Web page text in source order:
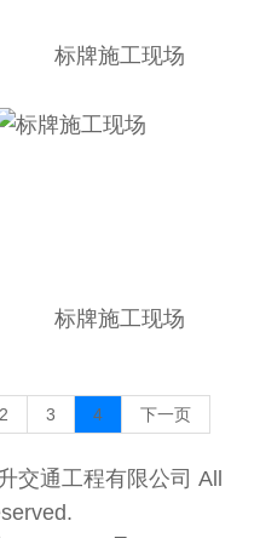
标牌施工现场
标牌施工现场
2 3 4
下一页
交通工程有限公司 All